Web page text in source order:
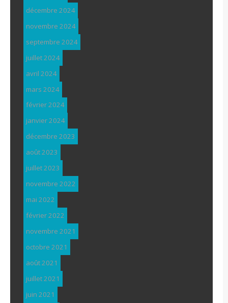
décembre 2024
novembre 2024
septembre 2024
juillet 2024
avril 2024
mars 2024
février 2024
janvier 2024
décembre 2023
août 2023
juillet 2023
novembre 2022
mai 2022
février 2022
novembre 2021
octobre 2021
août 2021
juillet 2021
juin 2021